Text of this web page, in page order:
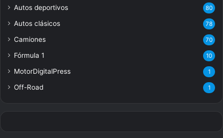
Autos deportivos 80
Autos clásicos 78
Camiones 70
Fórmula 1 10
MotorDigitalPress 1
Off-Road 1